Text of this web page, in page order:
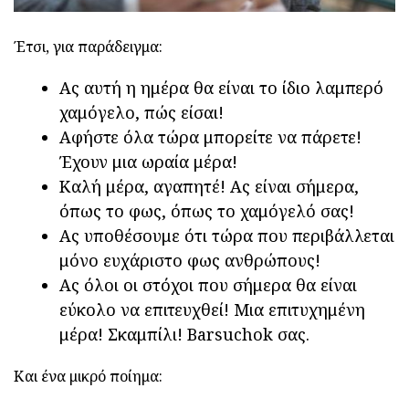
Έτσι, για παράδειγμα:
Ας αυτή η ημέρα θα είναι το ίδιο λαμπερό
χαμόγελο, πώς είσαι!
Αφήστε όλα τώρα μπορείτε να πάρετε!
Έχουν μια ωραία μέρα!
Καλή μέρα, αγαπητέ! Ας είναι σήμερα,
όπως το φως, όπως το χαμόγελό σας!
Ας υποθέσουμε ότι τώρα που περιβάλλεται
μόνο ευχάριστο φως ανθρώπους!
Ας όλοι οι στόχοι που σήμερα θα είναι
εύκολο να επιτευχθεί! Μια επιτυχημένη
μέρα! Σκαμπίλι! Barsuchok σας.
Και ένα μικρό ποίημα: